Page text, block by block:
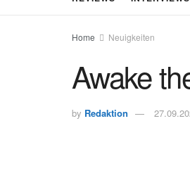
Home Neuigkeiten
Awake
by Redaktion